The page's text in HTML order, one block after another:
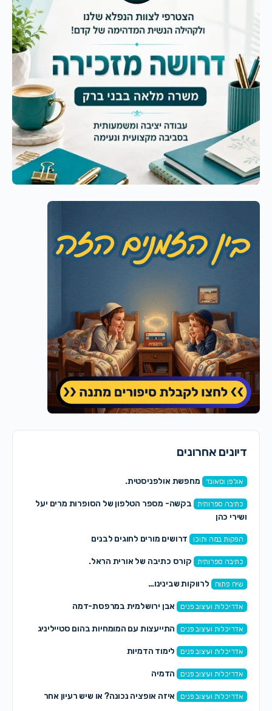
דיונים אחרונים
אולפן וסאונד מחפשת אולפניסטית.
כתיבה ספרותית
בקשה- מספר הטלפון של הסופרות מרים יעל
ושירי כהן
הפקות במה ותוכן דרושים מורים לחוגים לבנים
כתיבה ספרותית קורס כתיבה של אורית הראל.
שיח פתוח לרווקות שבינינו…
אדריכלות ועיצוב פנים אבן ירושלמית במרפסת-דמה
אדריכלות ועיצוב פנים התייעצות עם המומחיות בהום סטייליניג
אדריכלות ועיצוב פנים לימוד הדמיות
אדריכלות ועיצוב פנים הדמיה
אדריכלות ועיצוב פנים איזה אופציה נכונה? או שיש רעיון אחר